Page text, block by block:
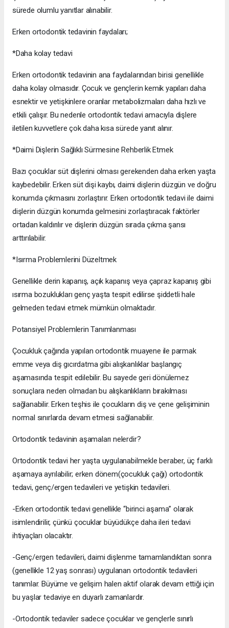
sürede olumlu yanıtlar alınabilir.
Erken ortodontik tedavinin faydaları;
*Daha kolay tedavi
Erken ortodontik tedavinin ana faydalarından birisi genellikle
daha kolay olmasıdır. Çocuk ve gençlerin kemik yapıları daha
esnektir ve yetişkinlere oranlar metabolizmaları daha hızlı ve
etkili çalışır. Bu nedenle ortodontik tedavi amacıyla dişlere
iletilen kuvvetlere çok daha kısa sürede yanıt alınır.
*Daimi Dişlerin Sağlıklı Sürmesine Rehberlik Etmek
Bazı çocuklar süt dişlerini olması gerekenden daha erken yaşta
kaybedebilir. Erken süt dişi kaybı, daimi dişlerin düzgün ve doğru
konumda çıkmasını zorlaştırır. Erken ortodontik tedavi ile daimi
dişlerin düzgün konumda gelmesini zorlaştıracak faktörler
ortadan kaldırılır ve dişlerin düzgün sırada çıkma şansı
arttırılabilir.
*Isırma Problemlerini Düzeltmek
Genellikle derin kapanış, açık kapanış veya çapraz kapanış gibi
ısırma bozuklukları genç yaşta tespit edilirse şiddetli hale
gelmeden tedavi etmek mümkün olmaktadır.
Potansiyel Problemlerin Tanımlanması
Çocukluk çağında yapılan ortodontik muayene ile parmak
emme veya diş gıcırdatma gibi alışkanlıklar başlangıç
aşamasında tespit edilebilir. Bu sayede geri dönülemez
sonuçlara neden olmadan bu alışkanlıkların bırakılması
sağlanabilir. Erken teşhis ile çocukların diş ve çene gelişiminin
normal sınırlarda devam etmesi sağlanabilir.
Ortodontik tedavinin aşamaları nelerdir?
Ortodontik tedavi her yaşta uygulanabilmekle beraber, üç farklı
aşamaya ayrılabilir; erken dönem(çocukluk çağı) ortodontik
tedavi, genç/ergen tedavileri ve yetişkin tedavileri.
-Erken ortodontik tedavi genellikle “birinci aşama” olarak
isimlendirilir, çünkü çocuklar büyüdükçe daha ileri tedavi
ihtiyaçları olacaktır.
-Genç/ergen tedavileri, daimi dişlenme tamamlandıktan sonra
(genellikle 12 yaş sonrası) uygulanan ortodontik tedavileri
tanımlar. Büyüme ve gelişim halen aktif olarak devam ettiği için
bu yaşlar tedaviye en duyarlı zamanlardır.
-Ortodontik tedaviler sadece çocuklar ve gençlerle sınırlı